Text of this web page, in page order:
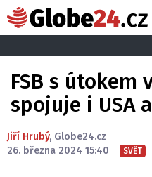
FSB s útokem
spojuje i USA
Jiří Hrubý, Globe24.cz
26. března 2024 15:40
SVĚT